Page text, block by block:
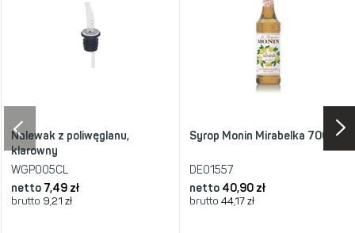
Nalewak z poliwęglanu,
klarowny
WGP005CL
netto 7,49 zł
brutto 9,21 zł
Syrop Monin Mirabelka 700ml
DE01557
netto 40,90 zł
brutto 44,17 zł